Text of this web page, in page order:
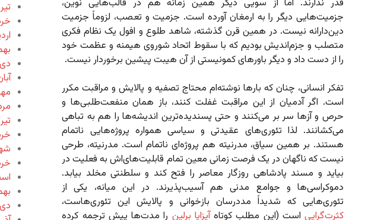
قدر ندارند. اما از سویی دیگر همین زمانه‌ هم در قالب‌هایی نوین،
جزمیت‌هایی دیگر را به ارمغان آورده است. جزمیت و تعصب، لزوماً جزمیت
دین‌دارانه نیست. در همین قرن گذشته، شاهد طلوع و افول یک نظام فکری
متصلب و جزم‌اندیش بودیم که با سقوط اتحاد شوروی هیمنه و عظمت خود
را از دست داد و دیگر باورهای کمونیستی از آن هیبت پیشین برخوردار نیست.
تفکر انسانی، چنان که بارها نوشته‌ام محتاج تصفیه و پالایش و مراقبت مکرر
است. اگر آدمیان از این مراقبت غفلت کنند، باز همان منفعت‌طلبی‌ها و
حرص و آزها سر بر می‌کنند و حتی پسندیده‌ترین اندیشه‌ها را هم به تباهی
می‌کشانند. لذا تئوری‌های عقیدتی و سیاسی همواره پروژه‌هایی ناتمام
هستند. بر همین سیاق، مدرنیته هم پروژه‌ای ناتمام است. مدرنیته، طرحی
نیست که ناگهان در یک فرصت زمانی معین تمام قابلیت‌های‌اش به فعلیت در
بیاید و مسند پادشاهی روزگار معاصر را فتح کند و سلطنتی مخلد بیابد.
دموکراسی‌‌ها و جوامع مدنی هم آسیب‌پذیرند. در این میانه‌، یکی از
تئوری‌هایی که شدیداً مددرسان بازخوانی و پالایش این تئوری‌هاست،
کثرت‌گراییاست(این مطلب کوتاهآیزایا برلین را مدت‌ها پیش ترجمه کرده
تیر ۱۴۰۴
دی ۱۴۰۳
آبان
مهر
تیر ۱۴۰۳
دی ۱۴۰۱